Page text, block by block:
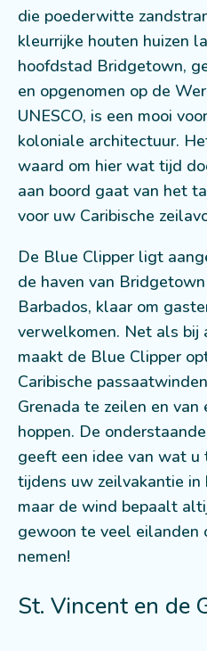
die poederwitte
kleurrijke houten huizen
hoofdstad Bridgetown,
en opgenomen op de
UNESCO, is een mooi
koloniale architectuur.
waard om hier wat tijd
aan boord gaat van het
voor uw Caribische
De Blue Clipper ligt
de haven van
Barbados, klaar om
verwelkomen. Net als bij
maakt de Blue Clipper
Caribische
Grenada te zeilen en
hoppen. De
geeft een idee van wat
tijdens uw zeilvakantie in
maar de wind bepaalt
gewoon te veel eilanden
nemen!
St. Vincent en de